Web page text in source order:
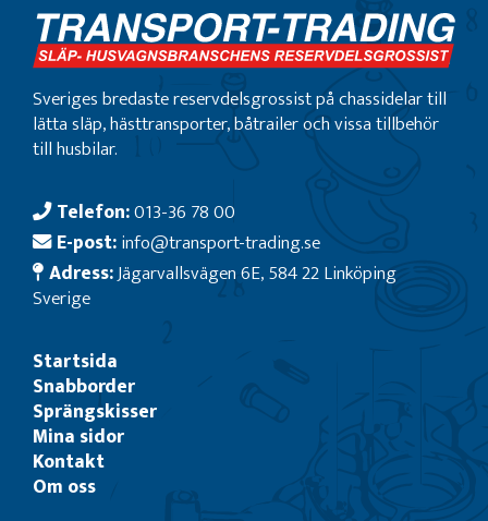
Sveriges bredaste reservdelsgrossist på chassidelar till
lätta släp, hästtransporter, båtrailer och vissa tillbehör
till husbilar.
Telefon:013-36 78 00
E-post:info@transport-trading.se
Adress:Jägarvallsvägen 6E, 584 22 Linköping
Sverige
Startsida
Snabborder
Sprängskisser
Mina sidor
Kontakt
Om oss